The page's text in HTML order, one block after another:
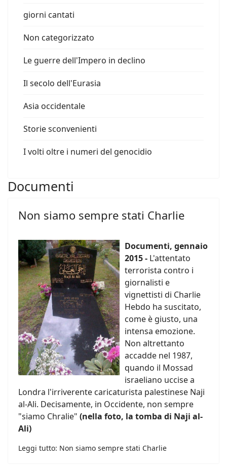
giorni cantati
Non categorizzato
Le guerre dell'Impero in declino
Il secolo dell'Eurasia
Asia occidentale
Storie sconvenienti
I volti oltre i numeri del genocidio
Documenti
Non siamo sempre stati Charlie
Documenti, gennaio
2015 - L'attentato
terrorista contro i
giornalisti e
vignettisti di Charlie
Hebdo ha suscitato,
come è giusto, una
intensa emozione.
Non altrettanto
accadde nel 1987,
quando il Mossad
israeliano uccise a
Londra l'irriverente caricaturista palestinese Naji
al-Ali. Decisamente, in Occidente, non sempre
"siamo Chralie" (nella foto, la tomba di Naji al-
Ali)
Leggi tutto: Non siamo sempre stati Charlie